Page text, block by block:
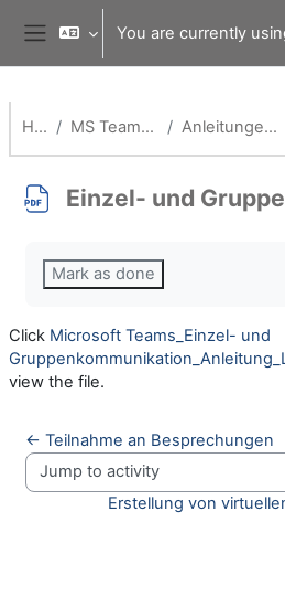
Skip to main content
Side panel
You are currently
Home MS Teams für Schulen Anleitungen für Lehrende
Einzel- und
Mark as done
Click Microsoft Teams_Einzel- und
view the file.
← Teilnahme an Besprechungen
Jump to activity
Erstellung von